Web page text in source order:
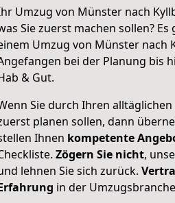
Umzug von Münster nach
Sie zuerst machen sollen?
Umzug von Münster nach
bei der Planung bis
& Gut.
Sie durch Ihren
planen sollen, dann
Ihnen kompetente
Zögern Sie nicht,
lehnen Sie sich zurück.
in der